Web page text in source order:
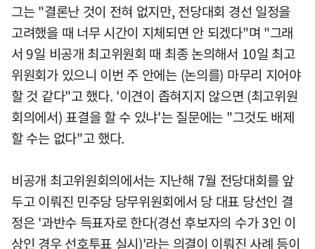
그는 "결론난 것이 전혀 없지만, 전당대회 경선 일정을
고려했을 때 너무 시간이 지체되면 안 되겠다"며 "그래
서 9일 비공개 최고위원회 때 최종 논의해서 10일 최고
위원회가 있으니 이번 주 안에는 (논의를) 마무리 지어야
할 것 같다"고 했다. '이견이 좁혀지지 않으면 (최고위원
회의에서) 표결을 할 수 있냐'는 질문에는 "그것도 배제
할 수는 없다"고 했다.
비공개 최고위원회의에서는 지난해 7월 전당대회를 앞
두고 이뤄진 민주당 당무위원회에서 당 대표 당선인 결
정은 '과반수 득표자로 한다(경선 후보자의 수가 3인 이
상인 경우 선호투표 실시)'라는 의결이 이뤄진 사례 등이